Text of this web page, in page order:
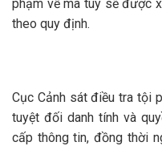
phạm về ma túy sẽ được
theo quy định.
Cục Cảnh sát điều tra tội
tuyệt đối danh tính và
cấp thông tin, đồng thời